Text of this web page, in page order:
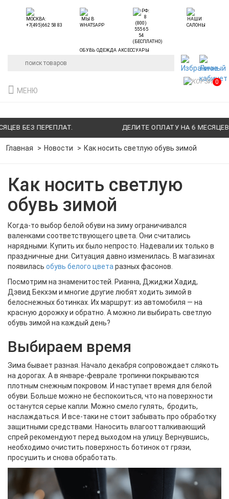
БЕЗ ПЕРЕПЛАТ. ДЕЛИТЕ ОПЛАТУ НА 6 МЕСЯЦЕВ
ОБУВЬ ОДЕЖДА АКСЕССУАРЫ
МЕНЮ
0
Главная Новости Как носить светлую обувь зимой
Как носить светлую
обувь зимой
Когда-то выбор белой обуви на зиму ограничивался
валенками соответствующего цвета. Они считались
нарядными. Купить их было непросто. Надевали их только в
праздничные дни. Ситуация давно изменилась. В магазинах
появилась обувь белого цвета разных фасонов.
Посмотрим на знаменитостей. Рианна, Джиджи Хадид,
Дэвид Бекхэм и многие другие любят ходить зимой в
белоснежных ботинках. Их маршрут: из автомобиля — на
красную дорожку и обратно. А можно ли выбирать светлую
обувь зимой на каждый день?
Выбираем время
Зима бывает разная. Начало декабря сопровождает слякоть
на дорогах. А в январе-феврале тропинки покрываются
плотным снежным покровом. И наступает время для белой
обуви. Больше можно не беспокоиться, что на поверхности
останутся серые капли. Можно смело гулять, бродить,
наслаждаться. И все-таки не стоит забывать про обработку
защитными средствами. Наносить влагоотталкивающий
спрей рекомендуют перед выходом на улицу. Вернувшись,
необходимо очистить поверхность ботинок от грязи,
просушить и снова обработать.